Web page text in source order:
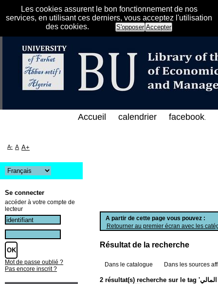
Les cookies assurent le bon fonctionnement de nos
services, en utilisant ces derniers, vous acceptez l'utilisation
des cookies.
S'opposer Accepter
الإلكتروني على الخط المباشر لمكتبة كلية
A partir de cette page vous pouvez :
Retourner au premier écran avec les
Résultat de la recherche
Dans le catalogue Dans les sources
Accueil calendrier facebook.
A- A A+
Se connecter
accéder à votre compte de
lecteur
Mot de passe oublié ?
Pas encore inscrit ?